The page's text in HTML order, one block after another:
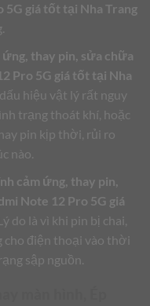
5G giá tốt tại Nha Trang
ứng, thay pin, sửa chữa
Pro 5G giá tốt tại Nha
hiệu vật lý rất nguy
trạng thoát khí, hoặc
pin kịp thời, rủi ro
nào.
cảm ứng, thay pin,
Note 12 Pro 5G giá
do là vì khi pin bị chai,
điện thoại vào thời
sập nguồn.